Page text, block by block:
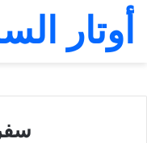
أوتار
سفر